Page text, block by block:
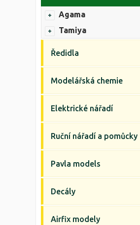
Agama
Tamiya
Ředidla
Modelářská chemie
Elektrické nářadí
Ruční nářadí a pomůcky
Pavla models
Decály
Airfix modely